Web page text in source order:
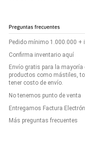
Preguntas frecuentes
Pedido mínimo 1.000.000 +
Confirma inventario aquí
Envío gratis para la
productos como mástiles,
tener costo de envío.
No tenemos punto de venta
Entregamos Factura
Más preguntas frecuentes